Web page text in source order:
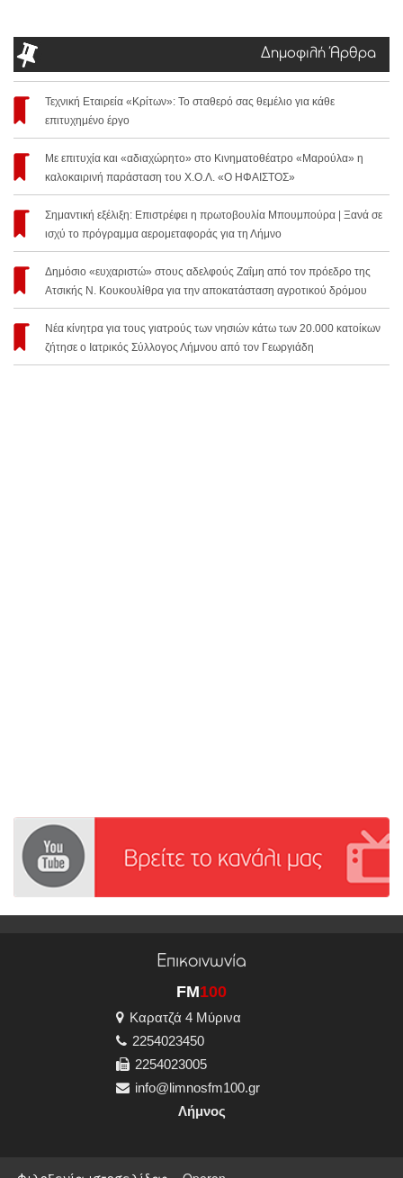
Δημοφιλή Άρθρα
Τεχνική Εταιρεία «Κρίτων»: Το σταθερό σας θεμέλιο για κάθε
επιτυχημένο έργο
Με επιτυχία και «αδιαχώρητο» στο Κινηματοθέατρο «Μαρούλα» η
καλοκαιρινή παράσταση του Χ.Ο.Λ. «Ο ΗΦΑΙΣΤΟΣ»
Σημαντική εξέλιξη: Επιστρέφει η πρωτοβουλία Μπουμπούρα | Ξανά σε
ισχύ το πρόγραμμα αερομεταφοράς για τη Λήμνο
Δημόσιο «ευχαριστώ» στους αδελφούς Ζαΐμη από τον πρόεδρο της
Ατσικής Ν. Κουκουλίθρα για την αποκατάσταση αγροτικού δρόμου
Νέα κίνητρα για τους γιατρούς των νησιών κάτω των 20.000 κατοίκων
ζήτησε ο Ιατρικός Σύλλογος Λήμνου από τον Γεωργιάδη
Επικοινωνία
FM100
Καρατζά 4 Μύρινα
2254023450
2254023005
info@limnosfm100.gr
Λήμνος